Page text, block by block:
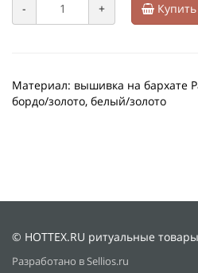
- + Купить
Материал: вышивка на бархате
бордо/золото, белый/золото
© HOTTEX.RU ритуальные
Разработано в Sellios.ru